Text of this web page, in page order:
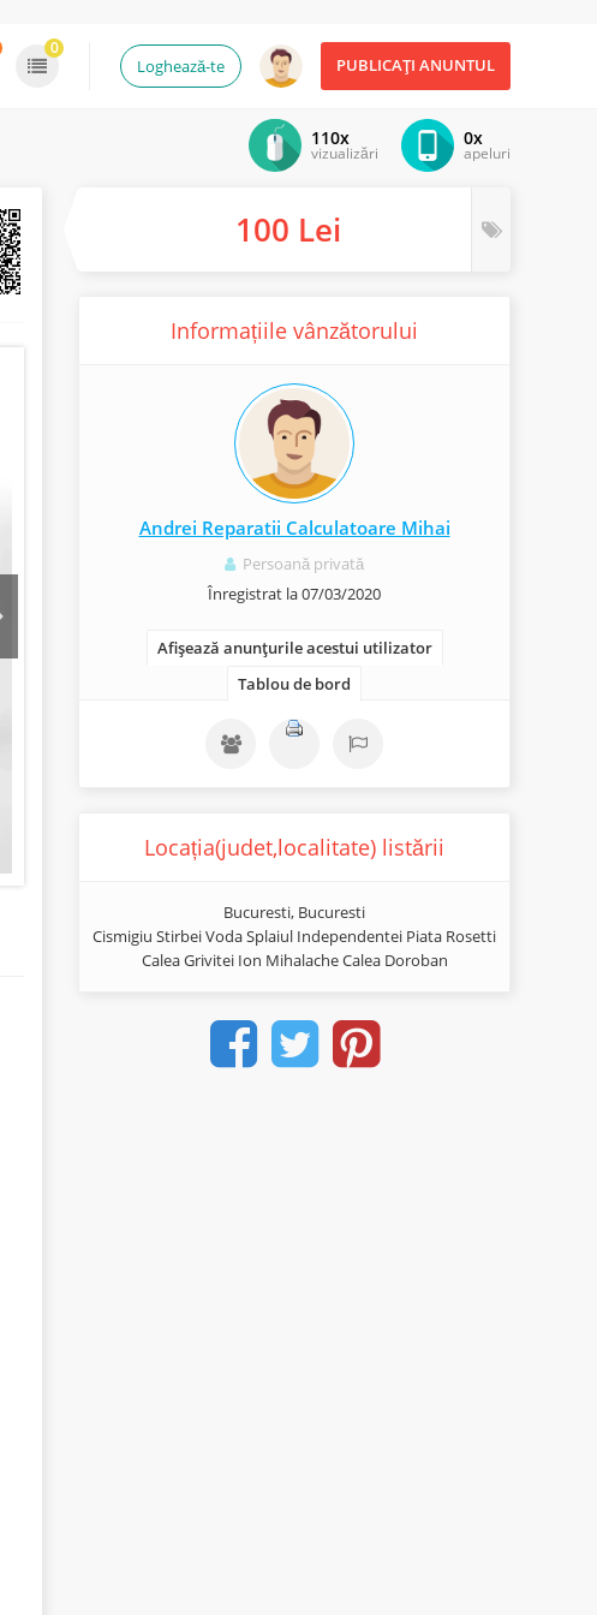
PUBLICAȚI ANUNTUL
Loghează-te
0
0x
apeluri
110x
vizualizări
100 Lei
Informațiile vânzătorului
Andrei Reparatii Calculatoare Mihai
Persoană privată
Înregistrat la 07/03/2020
Afișează anunțurile acestui utilizator
Tablou de bord
Locația(judet,localitate) listării
Bucuresti, Bucuresti
Cismigiu Stirbei Voda Splaiul Independentei Piata Rosetti
Calea Grivitei Ion Mihalache Calea Doroban